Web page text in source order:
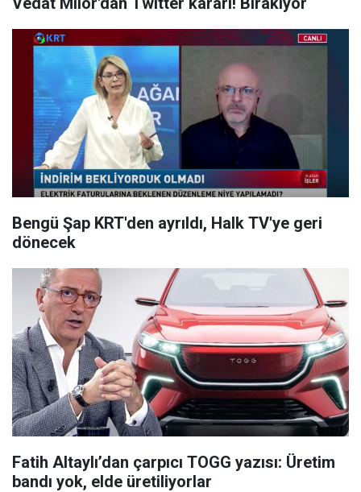
Bengü Şap KRT'den ayrıldı, Halk TV'ye geri
dönecek
Fatih Altaylı’dan çarpıcı TOGG yazısı: Üretim
bandı yok, elde üretiliyorlar